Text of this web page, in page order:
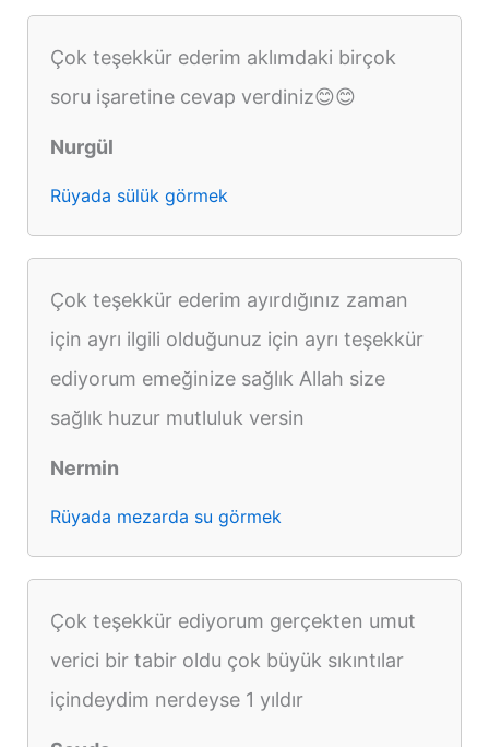
Çok teşekkür ederim aklımdaki birçok
soru işaretine cevap verdiniz😊😊
Nurgül
Rüyada sülük görmek
Çok teşekkür ederim ayırdığınız zaman
için ayrı ilgili olduğunuz için ayrı teşekkür
ediyorum emeğinize sağlık Allah size
sağlık huzur mutluluk versin
Nermin
Rüyada mezarda su görmek
Çok teşekkür ediyorum gerçekten umut
verici bir tabir oldu çok büyük sıkıntılar
içindeydim nerdeyse 1 yıldır